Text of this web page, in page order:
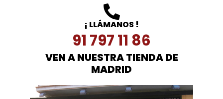
¡ LLÁMANOS !
91 797 11 86
VEN A NUESTRA TIENDA DE
MADRID